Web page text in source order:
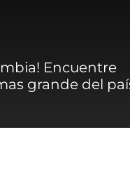
Encuentre
grande del